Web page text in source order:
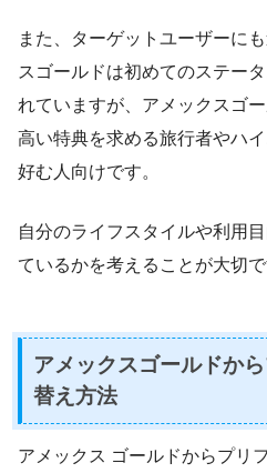
また、ターゲットユーザーに
スゴールドは初めてのステー
れていますが、アメックスゴ
高い特典を求める旅行者やハ
好む人向けです。
自分のライフスタイルや利用
ているかを考えることが大切で
アメックスゴールドか
替え方法
アメックス ゴールドからプリ